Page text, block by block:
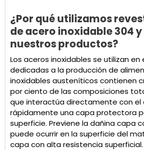
¿Por qué utilizamos
de acero inoxidable 304 y
nuestros productos?
Los aceros inoxidables se utilizan en
dedicadas a la producción de
inoxidables austeníticos contienen
por ciento de las composiciones
que interactúa directamente con el
rápidamente una capa protectora
superficie. Previene la dañina capa
puede ocurrir en la superficie del
capa con alta resistencia superficial.